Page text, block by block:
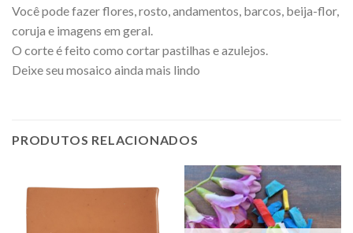
Você pode fazer flores, rosto, andamentos, barcos, beija-flor,
coruja e imagens em geral.
O corte é feito como cortar pastilhas e azulejos.
Deixe seu mosaico ainda mais lindo
PRODUTOS RELACIONADOS